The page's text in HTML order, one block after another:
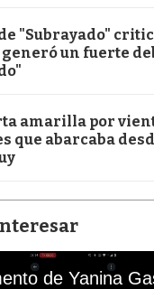
"Subrayado"
un fuerte
amarilla por
que abarcaba